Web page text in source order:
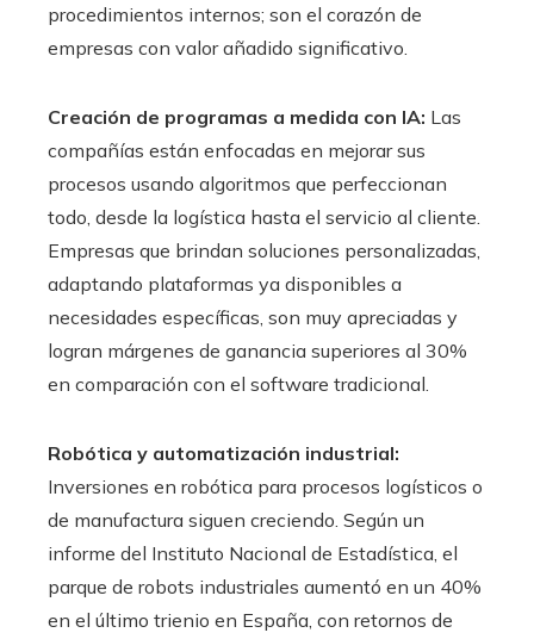
procedimientos internos; son el corazón de
empresas con valor añadido significativo.
Creación de programas a medida con IA: Las
compañías están enfocadas en mejorar sus
procesos usando algoritmos que perfeccionan
todo, desde la logística hasta el servicio al cliente.
Empresas que brindan soluciones personalizadas,
adaptando plataformas ya disponibles a
necesidades específicas, son muy apreciadas y
logran márgenes de ganancia superiores al 30%
en comparación con el software tradicional.
Robótica y automatización industrial:
Inversiones en robótica para procesos logísticos o
de manufactura siguen creciendo. Según un
informe del Instituto Nacional de Estadística, el
parque de robots industriales aumentó en un 40%
en el último trienio en España, con retornos de